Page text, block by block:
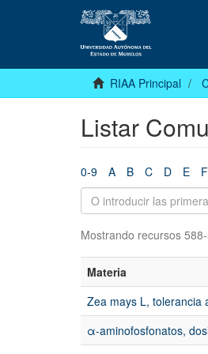
RIAA Principal
Listar
0-9 A B C D E F
Mostrando recursos
Materia
Zea mays L, tolerancia
α-aminofosfonatos,